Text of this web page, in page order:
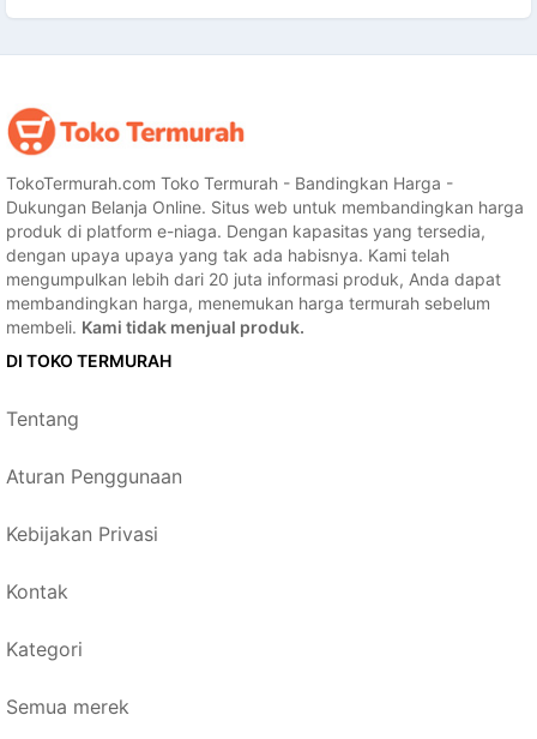
TokoTermurah.com Toko Termurah - Bandingkan Harga -
Dukungan Belanja Online. Situs web untuk membandingkan harga
produk di platform e-niaga. Dengan kapasitas yang tersedia,
dengan upaya upaya yang tak ada habisnya. Kami telah
mengumpulkan lebih dari 20 juta informasi produk, Anda dapat
membandingkan harga, menemukan harga termurah sebelum
membeli. Kami tidak menjual produk.
DI TOKO TERMURAH
Tentang
Aturan Penggunaan
Kebijakan Privasi
Kontak
Kategori
Semua merek